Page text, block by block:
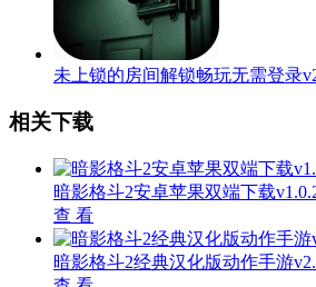
未上锁的房间解锁畅玩无需登录
相关下载
暗影格斗2安卓苹果双端下载
查 看
暗影格斗2经典汉化版动作手游